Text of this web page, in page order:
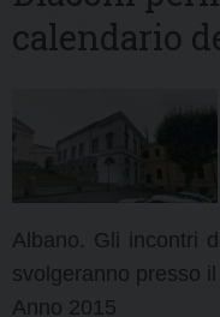
calendario
Albano. Gli incontri
svolgeranno presso
Anno 2015